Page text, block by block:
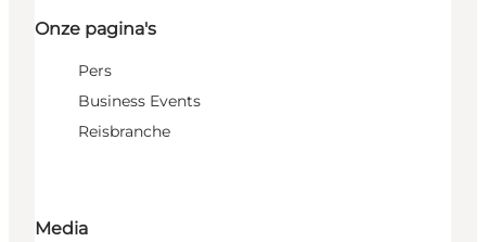
Onze pagina's
Pers
Business Events
Reisbranche
Media